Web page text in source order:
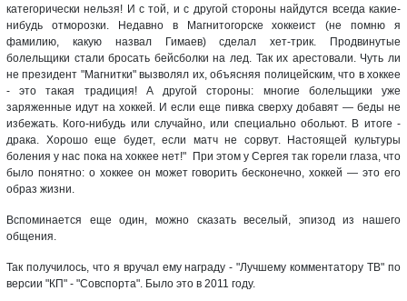
категорически нельзя! И с той, и с другой стороны найдутся всегда какие-
нибудь отморозки. Недавно в Магнитогорске хоккеист (не помню я
фамилию, какую назвал Гимаев) сделал хет-трик. Продвинутые
болельщики стали бросать бейсболки на лед. Так их арестовали. Чуть ли
не президент "Магнитки" вызволял их, объясняя полицейским, что в хоккее
- это такая традиция! А другой стороны: многие болельщики уже
заряженные идут на хоккей. И если еще пивка сверху добавят — беды не
избежать. Кого-нибудь или случайно, или специально обольют. В итоге -
драка. Хорошо еще будет, если матч не сорвут. Настоящей культуры
боления у нас пока на хоккее нет!" При этом у Сергея так горели глаза, что
было понятно: о хоккее он может говорить бесконечно, хоккей — это его
образ жизни.
Вспоминается еще один, можно сказать веселый, эпизод из нашего
общения.
Так получилось, что я вручал ему награду - "Лучшему комментатору ТВ" по
версии "КП" - "Совспорта". Было это в 2011 году.